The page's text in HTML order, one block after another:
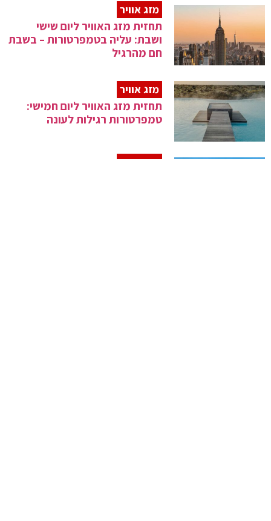
מזג אוויר
תחזית מזג האוויר ליום שישי
ושבת: עליה בטמפרטורות – בשבת
חם מהרגיל
מזג אוויר
תחזית מזג האוויר ליום חמישי:
טמפרטורות רגילות לעונה
מזג אוויר